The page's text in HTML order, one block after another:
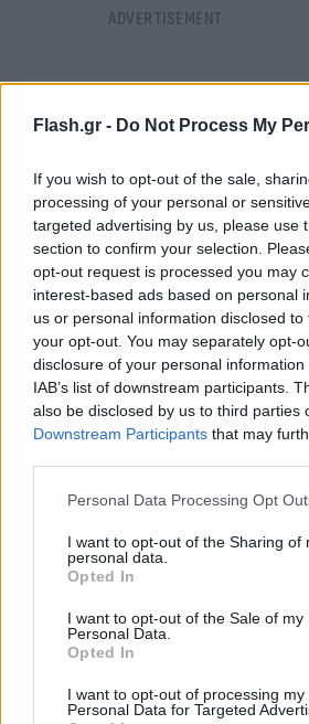
Flash.gr - Do Not Process My
If you wish to opt-out of the sale,
processing of your personal or
targeted advertising by us, please use
section to confirm your selection.
opt-out request is processed you may
interest-based ads based on personal
us or personal information disclosed
your opt-out. You may separately opt-
disclosure of your personal
IAB’s list of downstream participants.
also be disclosed by us to third parties
Downstream Participants that may
Please note that this website/app uses
not limited to your visit or usage
grant or deny consent to Google and
use your data for below specified
consent section.
Personal Data Processing Opt
I want to opt-out of the Sharing of
personal data.
Opted In
I want to opt-out of the Sale of my
Personal Data.
Opted In
I want to opt-out of processing my
Personal Data for Targeted
«Το πρόβλημα των νησιών
πηγάζει από την επιθυμία της
βραχονησίδες που βρίσκονται
παράβαση των κανόνων του
Εξαιτίας της διαφοράς περί
επιτευχθεί λύση σε θέματα
των περιοχών θαλάσσιας και
δικαιοδοσίας στο Αιγαίο, η
θέματα εναέριου χώρου»,